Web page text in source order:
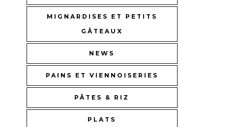
MIGNARDISES ET PETITS
GÂTEAUX
NEWS
PAINS ET VIENNOISERIES
PÂTES & RIZ
PLATS